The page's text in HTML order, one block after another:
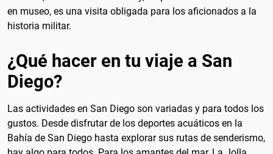
en museo, es una visita obligada para los aficionados a la
historia militar.
¿Qué hacer en tu viaje a San
Diego?
Las actividades en San Diego son variadas y para todos los
gustos. Desde disfrutar de los deportes acuáticos en la
Bahía de San Diego hasta explorar sus rutas de senderismo,